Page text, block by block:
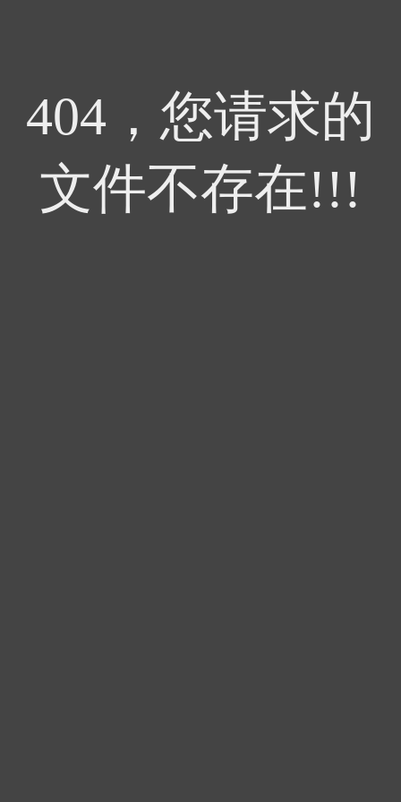
404，您请求的
文件不存在!!!